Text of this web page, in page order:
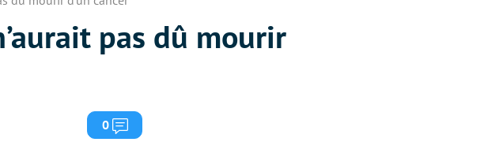
pas dû mourir
0 Commentaires